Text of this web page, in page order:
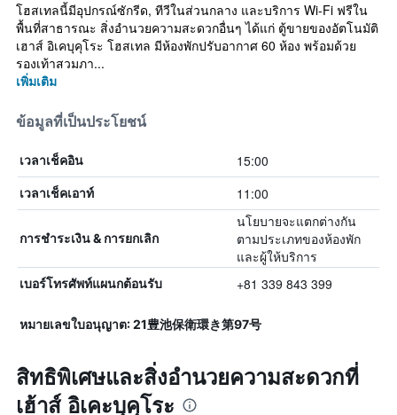
โฮสเทลนี้มีอุปกรณ์ซักรีด, ทีวีในส่วนกลาง และบริการ Wi-Fi ฟรีใน
พื้นที่สาธารณะ สิ่งอำนวยความสะดวกอื่นๆ ได้แก่ ตู้ขายของอัตโนมัติ
เฮาส์ อิเคบุคุโระ โฮสเทล มีห้องพักปรับอากาศ 60 ห้อง พร้อมด้วย
รองเท้าสวมภา...
เพิ่มเติม
ข้อมูลที่เป็นประโยชน์
เวลาเช็คอิน 15:00
เวลาเช็คเอาท์ 11:00
การชำระเงิน & การยกเลิก
นโยบายจะแตกต่างกัน
ตามประเภทของห้องพัก
และผู้ให้บริการ
เบอร์โทรศัพท์แผนกต้อนรับ +81 339 843 399
หมายเลขใบอนุญาต: 21豊池保衛環き第97号
สิทธิพิเศษและสิ่งอำนวยความสะดวกที่
เฮ้าส์ อิเคะบุคุโระ